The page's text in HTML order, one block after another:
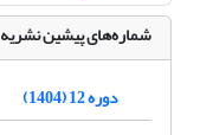
شماره‌های پیشین نشریه
دوره 12 (1404)